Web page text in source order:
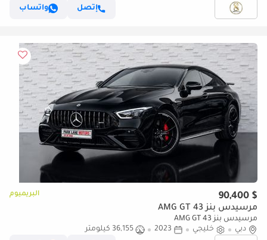
إتصل واتساب
$ 90,400 البريميوم
مرسيدس بنز AMG GT 43
مرسيدس بنز AMG GT 43
دبي
خليجي 2023
36,155 كيلومتر